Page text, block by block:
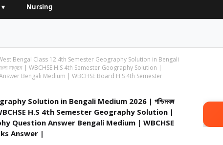
▾ Nursing
Bengal Class 12 4th Semester Geography Solution in Bengali
বাংলা মাধ্যমে | WBCHSE H.S 4th Semester Geography Solution |
Bengali Medium | WBCHSE Board H.S 4th Semester
Solution in Bengali Medium 2026 | পশ্চিমবঙ্গ
| WBCHSE H.S 4th Semester Geography Solution |
Question Answer Bengali Medium | WBCHSE
Answer |